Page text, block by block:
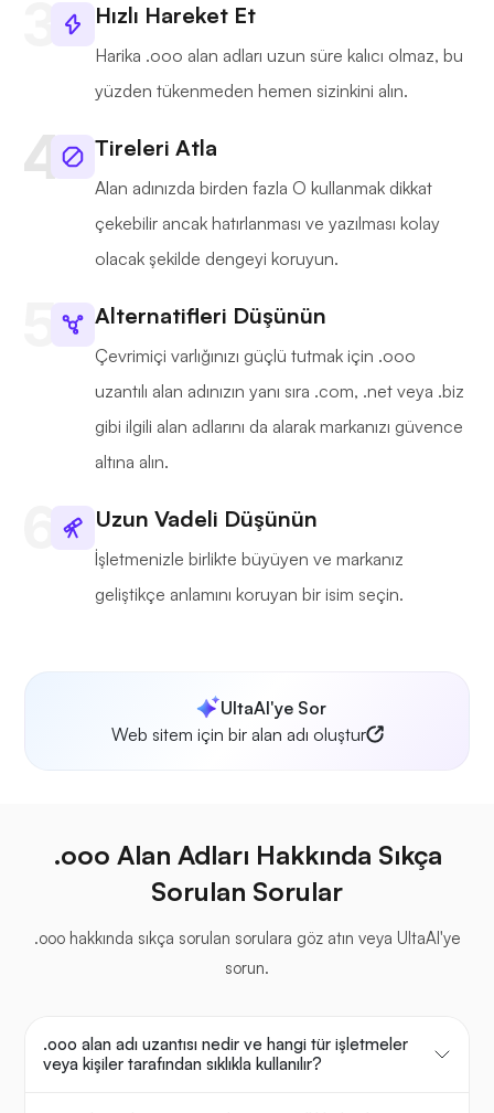
Hızlı Hareket Et
Harika .ooo alan adları uzun süre kalıcı olmaz, bu
yüzden tükenmeden hemen sizinkini alın.
Tireleri Atla
Alan adınızda birden fazla O kullanmak dikkat
çekebilir ancak hatırlanması ve yazılması kolay
olacak şekilde dengeyi koruyun.
Alternatifleri Düşünün
Çevrimiçi varlığınızı güçlü tutmak için .ooo
uzantılı alan adınızın yanı sıra .com, .net veya .biz
gibi ilgili alan adlarını da alarak markanızı güvence
altına alın.
Uzun Vadeli Düşünün
İşletmenizle birlikte büyüyen ve markanız
geliştikçe anlamını koruyan bir isim seçin.
UltaAI'ye Sor
Web sitem için bir alan adı oluştur
.ooo Alan Adları Hakkında Sıkça
Sorulan Sorular
.ooo hakkında sıkça sorulan sorulara göz atın veya UltaAI'ye
sorun.
.ooo alan adı uzantısı nedir ve hangi tür işletmeler
veya kişiler tarafından sıklıkla kullanılır?